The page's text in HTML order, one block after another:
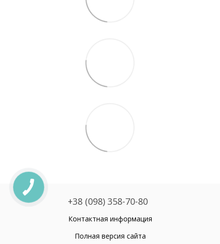
+38 (098) 358-70-80
Контактная информация
Полная версия сайта